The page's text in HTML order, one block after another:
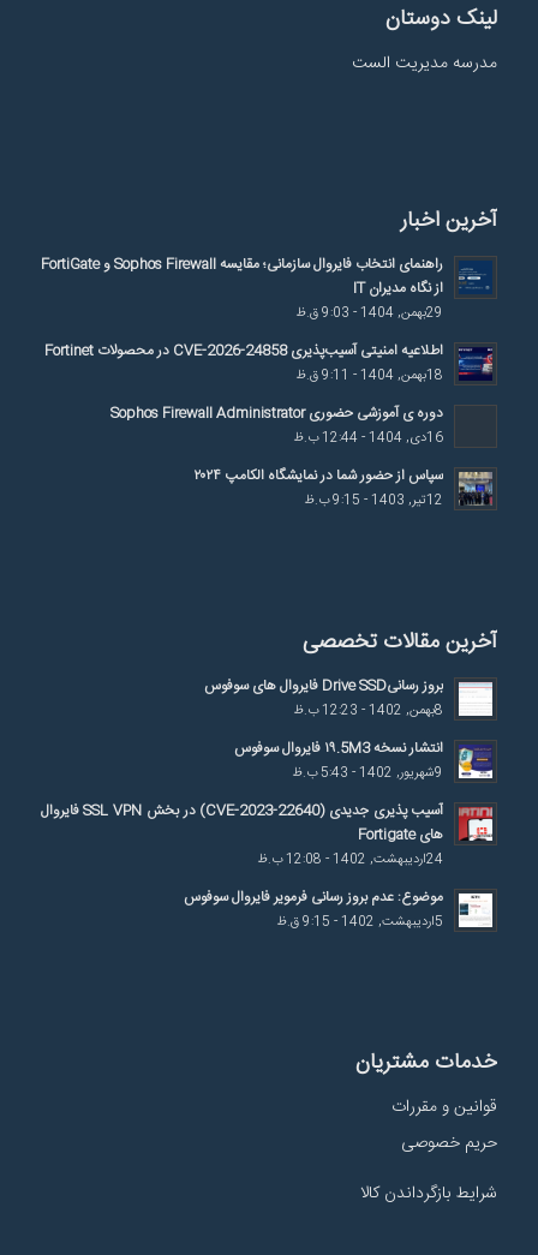
لینک دوستان
مدرسه مدیریت الست
آخرین اخبار
راهنمای انتخاب فایروال سازمانی؛ مقایسه Sophos Firewall و FortiGate
از نگاه مدیران IT
29بهمن, 1404 - 9:03 ق.ظ
اطلاعیه امنیتی آسیب‌پذیری CVE-2026-24858 در محصولات Fortinet
18بهمن, 1404 - 9:11 ق.ظ
دوره ی آموزشی حضوری Sophos Firewall Administrator
16دی, 1404 - 12:44 ب.ظ
سپاس از حضور شما در نمایشگاه الکامپ ۲۰۲۴
12تیر, 1403 - 9:15 ب.ظ
آخرین مقالات تخصصی
بروز رسانیDrive SSD فایروال های سوفوس
8بهمن, 1402 - 12:23 ب.ظ
انتشار نسخه ۱۹.5M3 فایروال سوفوس
9شهریور, 1402 - 5:43 ب.ظ
آسیب پذیری جدیدی (CVE-2023-22640) در بخش SSL VPN فایروال
های Fortigate
24اردیبهشت, 1402 - 12:08 ب.ظ
موضوع: عدم بروز رسانی فرمویر فایروال سوفوس
5اردیبهشت, 1402 - 9:15 ق.ظ
خدمات مشتریان
قوانین و مقررات
حریم خصوصی
شرایط بازگرداندن کالا